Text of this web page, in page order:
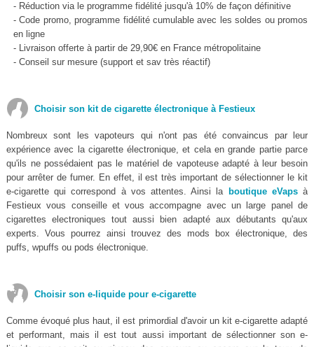
- Réduction via le programme fidélité jusqu'à 10% de façon définitive
- Code promo, programme fidélité cumulable avec les soldes ou promos
en ligne
- Livraison offerte à partir de 29,90€ en France métropolitaine
- Conseil sur mesure (support et sav très réactif)
Choisir son kit de cigarette électronique à Festieux
Nombreux sont les vapoteurs qui n'ont pas été convaincus par leur
expérience avec la cigarette électronique, et cela en grande partie parce
qu'ils ne possédaient pas le matériel de vapoteuse adapté à leur besoin
pour arrêter de fumer. En effet, il est très important de sélectionner le kit
e-cigarette qui correspond à vos attentes. Ainsi la boutique eVapsà
Festieux vous conseille et vous accompagne avec un large panel de
cigarettes electroniques tout aussi bien adapté aux débutants qu'aux
experts. Vous pourrez ainsi trouvez des mods box électronique, des
puffs, wpuffs ou pods électronique.
Choisir son e-liquide pour e-cigarette
Comme évoqué plus haut, il est primordial d'avoir un kit e-cigarette adapté
et performant, mais il est tout aussi important de sélectionner son e-